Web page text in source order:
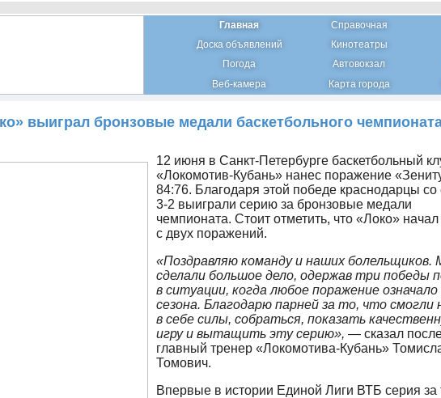
Главная Справочная
Доска объявлений
Кинотеатры
Погода
Автовокзал
Веб-камера
Карта города
выиграл бронзовые медали баскетбольного
12 июня в Санкт-Петербурге баскетбольный
«Локомотив-Кубань» нанес поражение
84:76. Благодаря этой победе краснодарцы со
3-2 выиграли серию за бронзовые медали
чемпионата. Стоит отметить, что «Локо»
с двух поражений.
«Поздравляю команду и наших болельщиков.
сделали большое дело, одержав три победы
в ситуации, когда любое поражение означало
сезона. Благодарю парней за то, что смогли
в себе силы, собраться, показать
игру и вытащить эту серию», — сказал
главный тренер «Локомотива-Кубань»
Томович.
Впервые в истории Единой Лиги ВТБ серия за